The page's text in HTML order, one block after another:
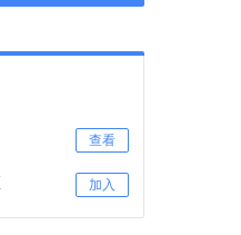
查看
加入